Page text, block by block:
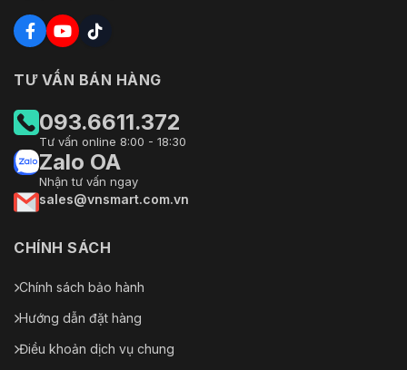
TƯ VẤN BÁN HÀNG
093.6611.372
Tư vấn online 8:00 - 18:30
Zalo OA
Nhận tư vấn ngay
sales@vnsmart.com.vn
CHÍNH SÁCH
Chính sách bảo hành
Hướng dẫn đặt hàng
Điều khoản dịch vụ chung